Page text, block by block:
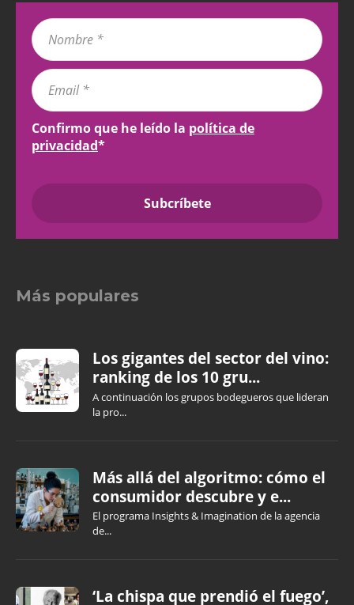
Confirmo que he leído la política de
privacidad*
Más populares
Los gigantes del sector del vino:
ranking de los 10 gru...
A continuación los grupos bodegueros que lideran
la pro...
Más allá del algoritmo: cómo el
consumidor descubre y e...
El programa Insights & Imagination de la agencia
de...
‘La chispa que prendió el fuego’,